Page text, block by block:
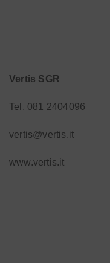
Vertis SGR
Tel. 081 2404096
vertis@vertis.it
www.vertis.it